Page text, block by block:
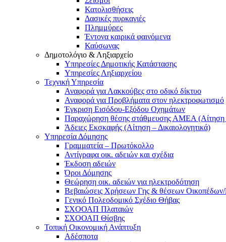
Κατολισθήσεις
Δασικές πυρκαγιές
Πλημμύρες
Έντονα καιρικά φαινόμενα
Καύσωνας
Δημοτολόγιο & Ληξιαρχείο
Υπηρεσίες Δημοτικής Κατάστασης
Υπηρεσίες Ληξιαρχείου
Τεχνική Υπηρεσία
Αναφορά για Λακκούβες στο οδικό δίκτυο
Αναφορά για Προβλήματα στον ηλεκτροφωτισμό
Έγκριση Εισόδου-Εξόδου Οχημάτων
Παραχώρηση θέσης στάθμευσης ΑΜΕΑ (Αίτηση –
Άδειες Εκσκαφής (Αίτηση – Δικαιολογητικά)
Υπηρεσία Δόμησης
Γραμματεία – Πρωτόκολλο
Αντίγραφα οικ. αδειών και σχέδια
Έκδοση αδειών
Όροι Δόμησης
Θεώρηση οικ. αδειών για ηλεκτροδότηση
Βεβαιώσεις Χρήσεων Γης & θέσεων
Γενικό Πολεοδομικό Σχέδιο Θήβας
ΣΧΟΟΑΠ Πλαταιών
ΣΧΟΟΑΠ Θίσβης
Τοπική Οικονομική Ανάπτυξη
Αδέσποτα